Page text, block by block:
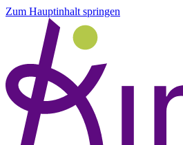
Zum Hauptinhalt springen